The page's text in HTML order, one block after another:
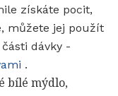
získáte pocit,
můžete jej použít
dávky -
.
bílé mýdlo,